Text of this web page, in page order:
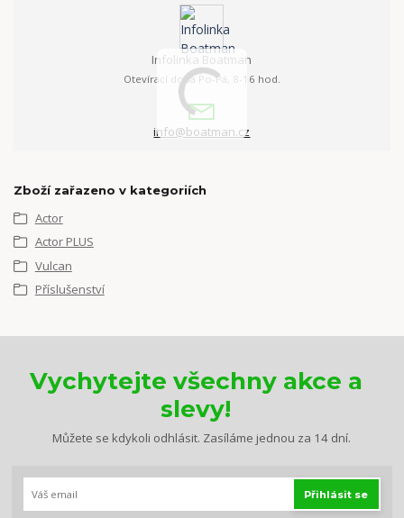
Infolinka Boatman
Otevírací doba Po-Pá, 8-16 hod.
info@boatman.cz
Zboží zařazeno v kategoriích
Actor
Actor PLUS
Vulcan
Příslušenství
Vychytejte všechny akce a
slevy!
Můžete se kdykoli odhlásit. Zasíláme jednou za 14 dní.
Přihlásit se